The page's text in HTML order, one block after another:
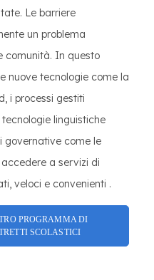
Le barriere
un problema
comunità. In questo
nuove tecnologie come la
i processi gestiti
linguistiche
governative come le
a servizi di
veloci e convenienti .
PROGRAMMA DI
SCOLASTICI